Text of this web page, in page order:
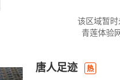
该区域暂
青莲体验
唐人足迹 热